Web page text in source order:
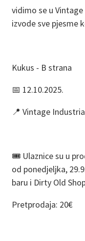
vidimo se u
izvode sve pjesme
Kukus - B strana
📅 12.10.2025.
📍 Vintage
🎟️ Ulaznice su u
od ponedjeljka,
baru i Dirty Old
Pretprodaja: 20€